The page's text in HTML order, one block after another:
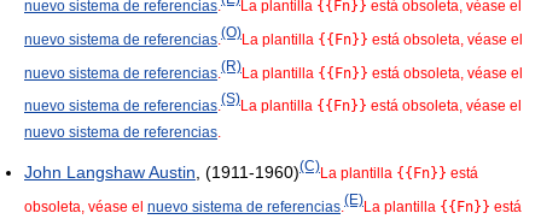
nuevo sistema de referencias. La plantilla {{Fn}} está obsoleta, véase el
nuevo sistema de referencias (O)La plantilla {{Fn}} está obsoleta, véase el
nuevo sistema de referencias (R)La plantilla {{Fn}} está obsoleta, véase el
nuevo sistema de referencias.(S)La plantilla {{Fn}} está obsoleta, véase el
nuevo sistema de referencias.
John Langshaw Austin , (1911-1960)(C)La plantilla {{Fn}} está
obsoleta, véase el nuevo sistema de referencias (E)La plantilla {{Fn}} está